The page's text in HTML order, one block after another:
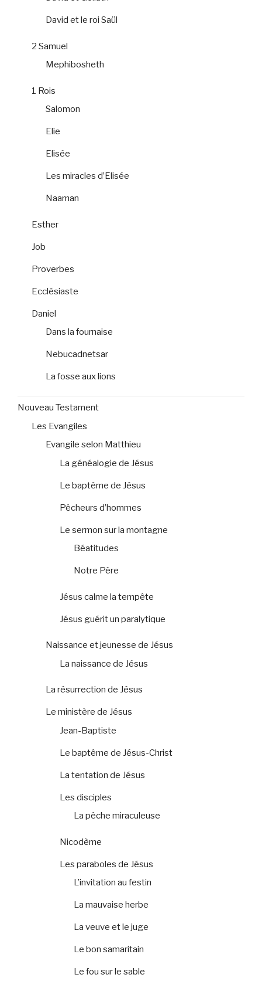
David et le roi Saül
2 Samuel
Mephibosheth
1 Rois
Salomon
Elie
Elisée
Les miracles d’Elisée
Naaman
Esther
Job
Proverbes
Ecclésiaste
Daniel
Dans la fournaise
Nebucadnetsar
La fosse aux lions
Nouveau Testament
Les Evangiles
Evangile selon Matthieu
La généalogie de Jésus
Le baptême de Jésus
Pêcheurs d’hommes
Le sermon sur la montagne
Béatitudes
Notre Père
Jésus calme la tempête
Jésus guérit un paralytique
Naissance et jeunesse de Jésus
La naissance de Jésus
La résurrection de Jésus
Le ministère de Jésus
Jean-Baptiste
Le baptême de Jésus-Christ
La tentation de Jésus
Les disciples
La pêche miraculeuse
Nicodème
Les paraboles de Jésus
L’invitation au festin
La mauvaise herbe
La veuve et le juge
Le bon samaritain
Le fou sur le sable